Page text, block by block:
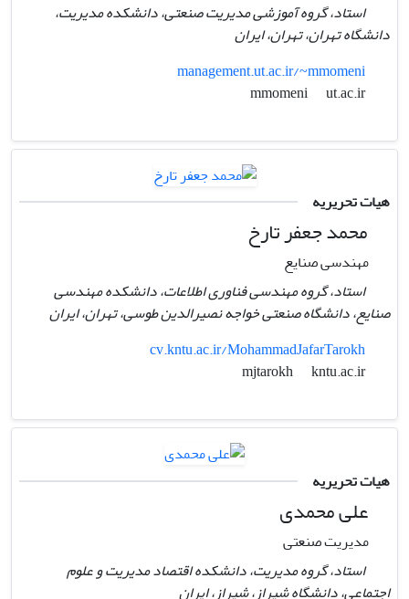
استاد، گروه آموزشی مدیریت صنعتی، دانشکده مدیریت،
دانشگاه تهران، تهران، ایران
management.ut.ac.ir/~mmomeni
mmomeni
ut.ac.ir
هیات تحریریه
محمد جعفر تارخ
مهندسی صنایع
استاد، گروه مهندسی فناوری اطلاعات،‌ دانشکده مهندسی
صنایع،‌ دانشگاه صنعتی خواجه نصیرالدین طوسی، تهران،‌ ایران
cv.kntu.ac.ir/MohammadJafarTarokh
mjtarokh
kntu.ac.ir
هیات تحریریه
علی محمدی
مدیریت صنعتی
استاد، گروه مدیریت، دانشکده اقتصاد مدیریت و علوم
اجتماعی، دانشگاه شیراز، شیراز، ایران